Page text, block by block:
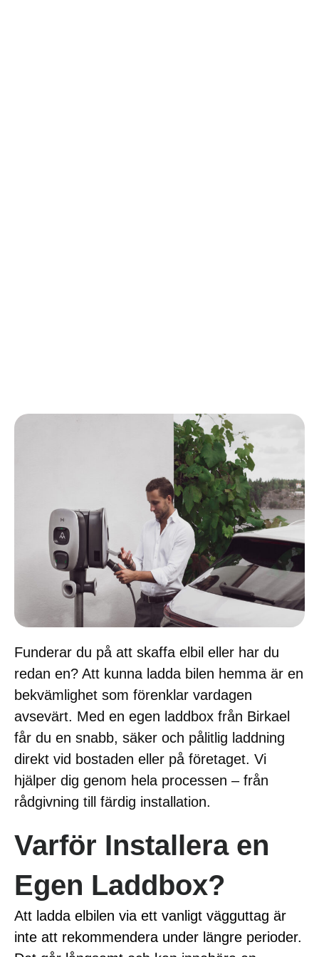
Funderar du på att skaffa elbil eller har du
redan en? Att kunna ladda bilen hemma är en
bekvämlighet som förenklar vardagen
avsevärt. Med en egen laddbox från Birkael
får du en snabb, säker och pålitlig laddning
direkt vid bostaden eller på företaget. Vi
hjälper dig genom hela processen – från
rådgivning till färdig installation.
Varför Installera en
Egen Laddbox?
Att ladda elbilen via ett vanligt vägguttag är
inte att rekommendera under längre perioder.